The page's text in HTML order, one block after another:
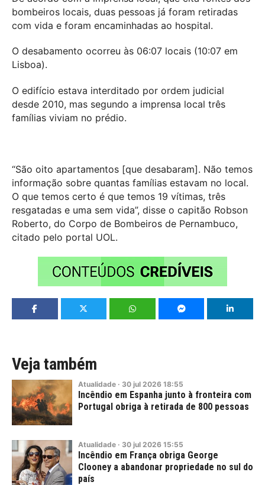
bombeiros locais, duas pessoas já foram retiradas
com vida e foram encaminhadas ao hospital.
O desabamento ocorreu às 06:07 locais (10:07 em
Lisboa).
O edifício estava interditado por ordem judicial
desde 2010, mas segundo a imprensa local três
famílias viviam no prédio.
“São oito apartamentos [que desabaram]. Não temos
informação sobre quantas famílias estavam no local.
O que temos certo é que temos 19 vítimas, três
resgatadas e uma sem vida”, disse o capitão Robson
Roberto, do Corpo de Bombeiros de Pernambuco,
citado pelo portal UOL.
Veja também
Atualidade · 30 jul 2026 18:55
Incêndio em Espanha junto à fronteira com
Portugal obriga à retirada de 800 pessoas
Atualidade · 30 jul 2026 15:55
Incêndio em França obriga George
Clooney a abandonar propriedade no sul do
país